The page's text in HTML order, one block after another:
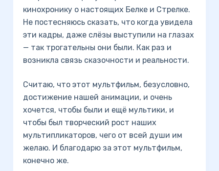
кинохронику о настоящих Белке и Стрелке.
Не постесняюсь сказать, что когда увидела
эти кадры, даже слёзы выступили на глазах
— так трогательны они были. Как раз и
возникла связь сказочности и реальности.
Считаю, что этот мультфильм, безусловно,
достижение нашей анимации, и очень
хочется, чтобы были и ещё мультики, и
чтобы был творческий рост наших
мультипликаторов, чего от всей души им
желаю. И благодарю за этот мультфильм,
конечно же.